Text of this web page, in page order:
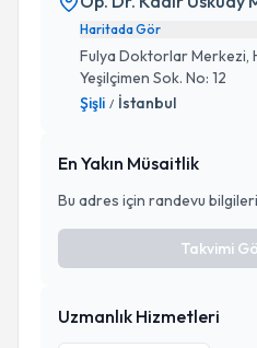
Haritada Gör
Fulya Doktorlar Merkezi,
Yeşilçimen Sok. No: 12
Şişli / İstanbul
En Yakın Müsaitlik
Bu adres için randevu
Takvimi
Uzmanlık Hizmetleri